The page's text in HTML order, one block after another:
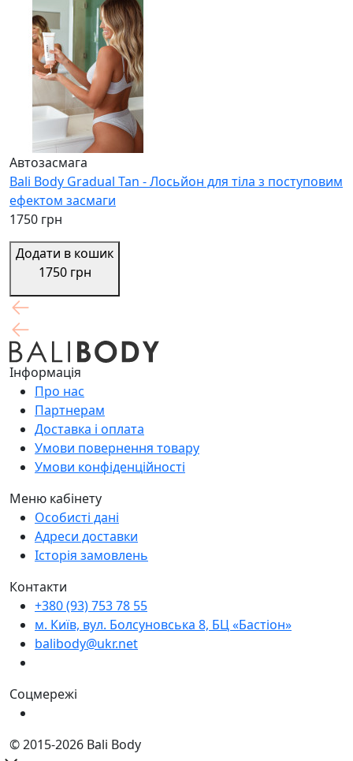
Автозасмага
Bali Body Gradual Tan - Лосьйон для тіла з поступовим
ефектом засмаги
1750 грн
Додати в кошик
1750 грн
Інформація
Про нас
Партнерам
Доставка і оплата
Умови повернення товару
Умови конфіденційності
Меню кабінету
Особисті дані
Адреси доставки
Історія замовлень
Контакти
+380 (93) 753 78 55
м. Київ, вул. Болсуновська 8, БЦ «Бастіон»
balibody@ukr.net
Соцмережі
© 2015-2026 Bali Body